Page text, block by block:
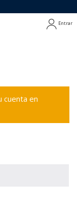
Entrar
cuenta en